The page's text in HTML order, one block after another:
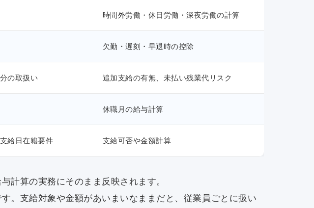
時間外労働・休日労働・深夜労働の計算
欠勤・遅刻・早退時の控除
の取扱い 追加支給の有無、未払い残業代リスク
休職月の給与計算
給日在籍要件 支給可否や金額計算
計算の実務にそのまま反映されます。
。支給対象や金額があいまいなままだと、従業員ごとに扱い